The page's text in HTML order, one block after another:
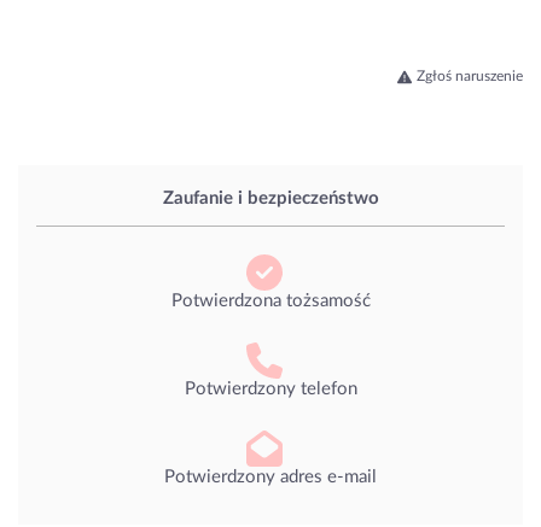
Zaufanie i bezpieczeństwo
Potwierdzona tożsamość
Potwierdzony telefon
Potwierdzony adres e-mail
Zgłoś naruszenie